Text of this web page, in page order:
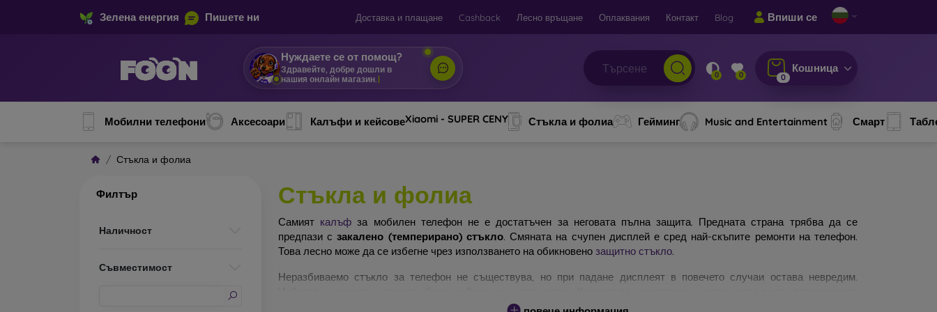
Зелена енергия Пишете ни Доставка и плащане Cashback Лесно връщане Оплаквания Контакт Blog Впиши се
Нуждаете се от помощ?
Здравейте, добре дошли в
нашия онлайн магазин. | 0 0 0
Кошница
Мобилни телефони Аксесоари Калъфи и кейсовеXiaomi - SUPER CENY Стъкла и фолиа Гейминг Music and Entertainment Смарт
Стъкла и фолиа
Филтър
Наличност
Съвместимост
Стъкла и фолиа
Самият калъф за мобилен телефон не е достатъчен за неговата пълна защита. Предната страна трябва да се
предпази сзакалено (темперирано) стъкло. Смяната на счупен дисплей е сред най-скъпите ремонти на телефон.
Това лесно може да се избегне чрез използването на обикновено защитно стъкло.
Неразбиваемо стъкло за телефон не съществува, но при падане дисплеят в повечето случаи остава невредим.
по-добра ще бъде защитата му. На пазара съществуват няколко вида защитни стъкла за мобилни телефони. На какво